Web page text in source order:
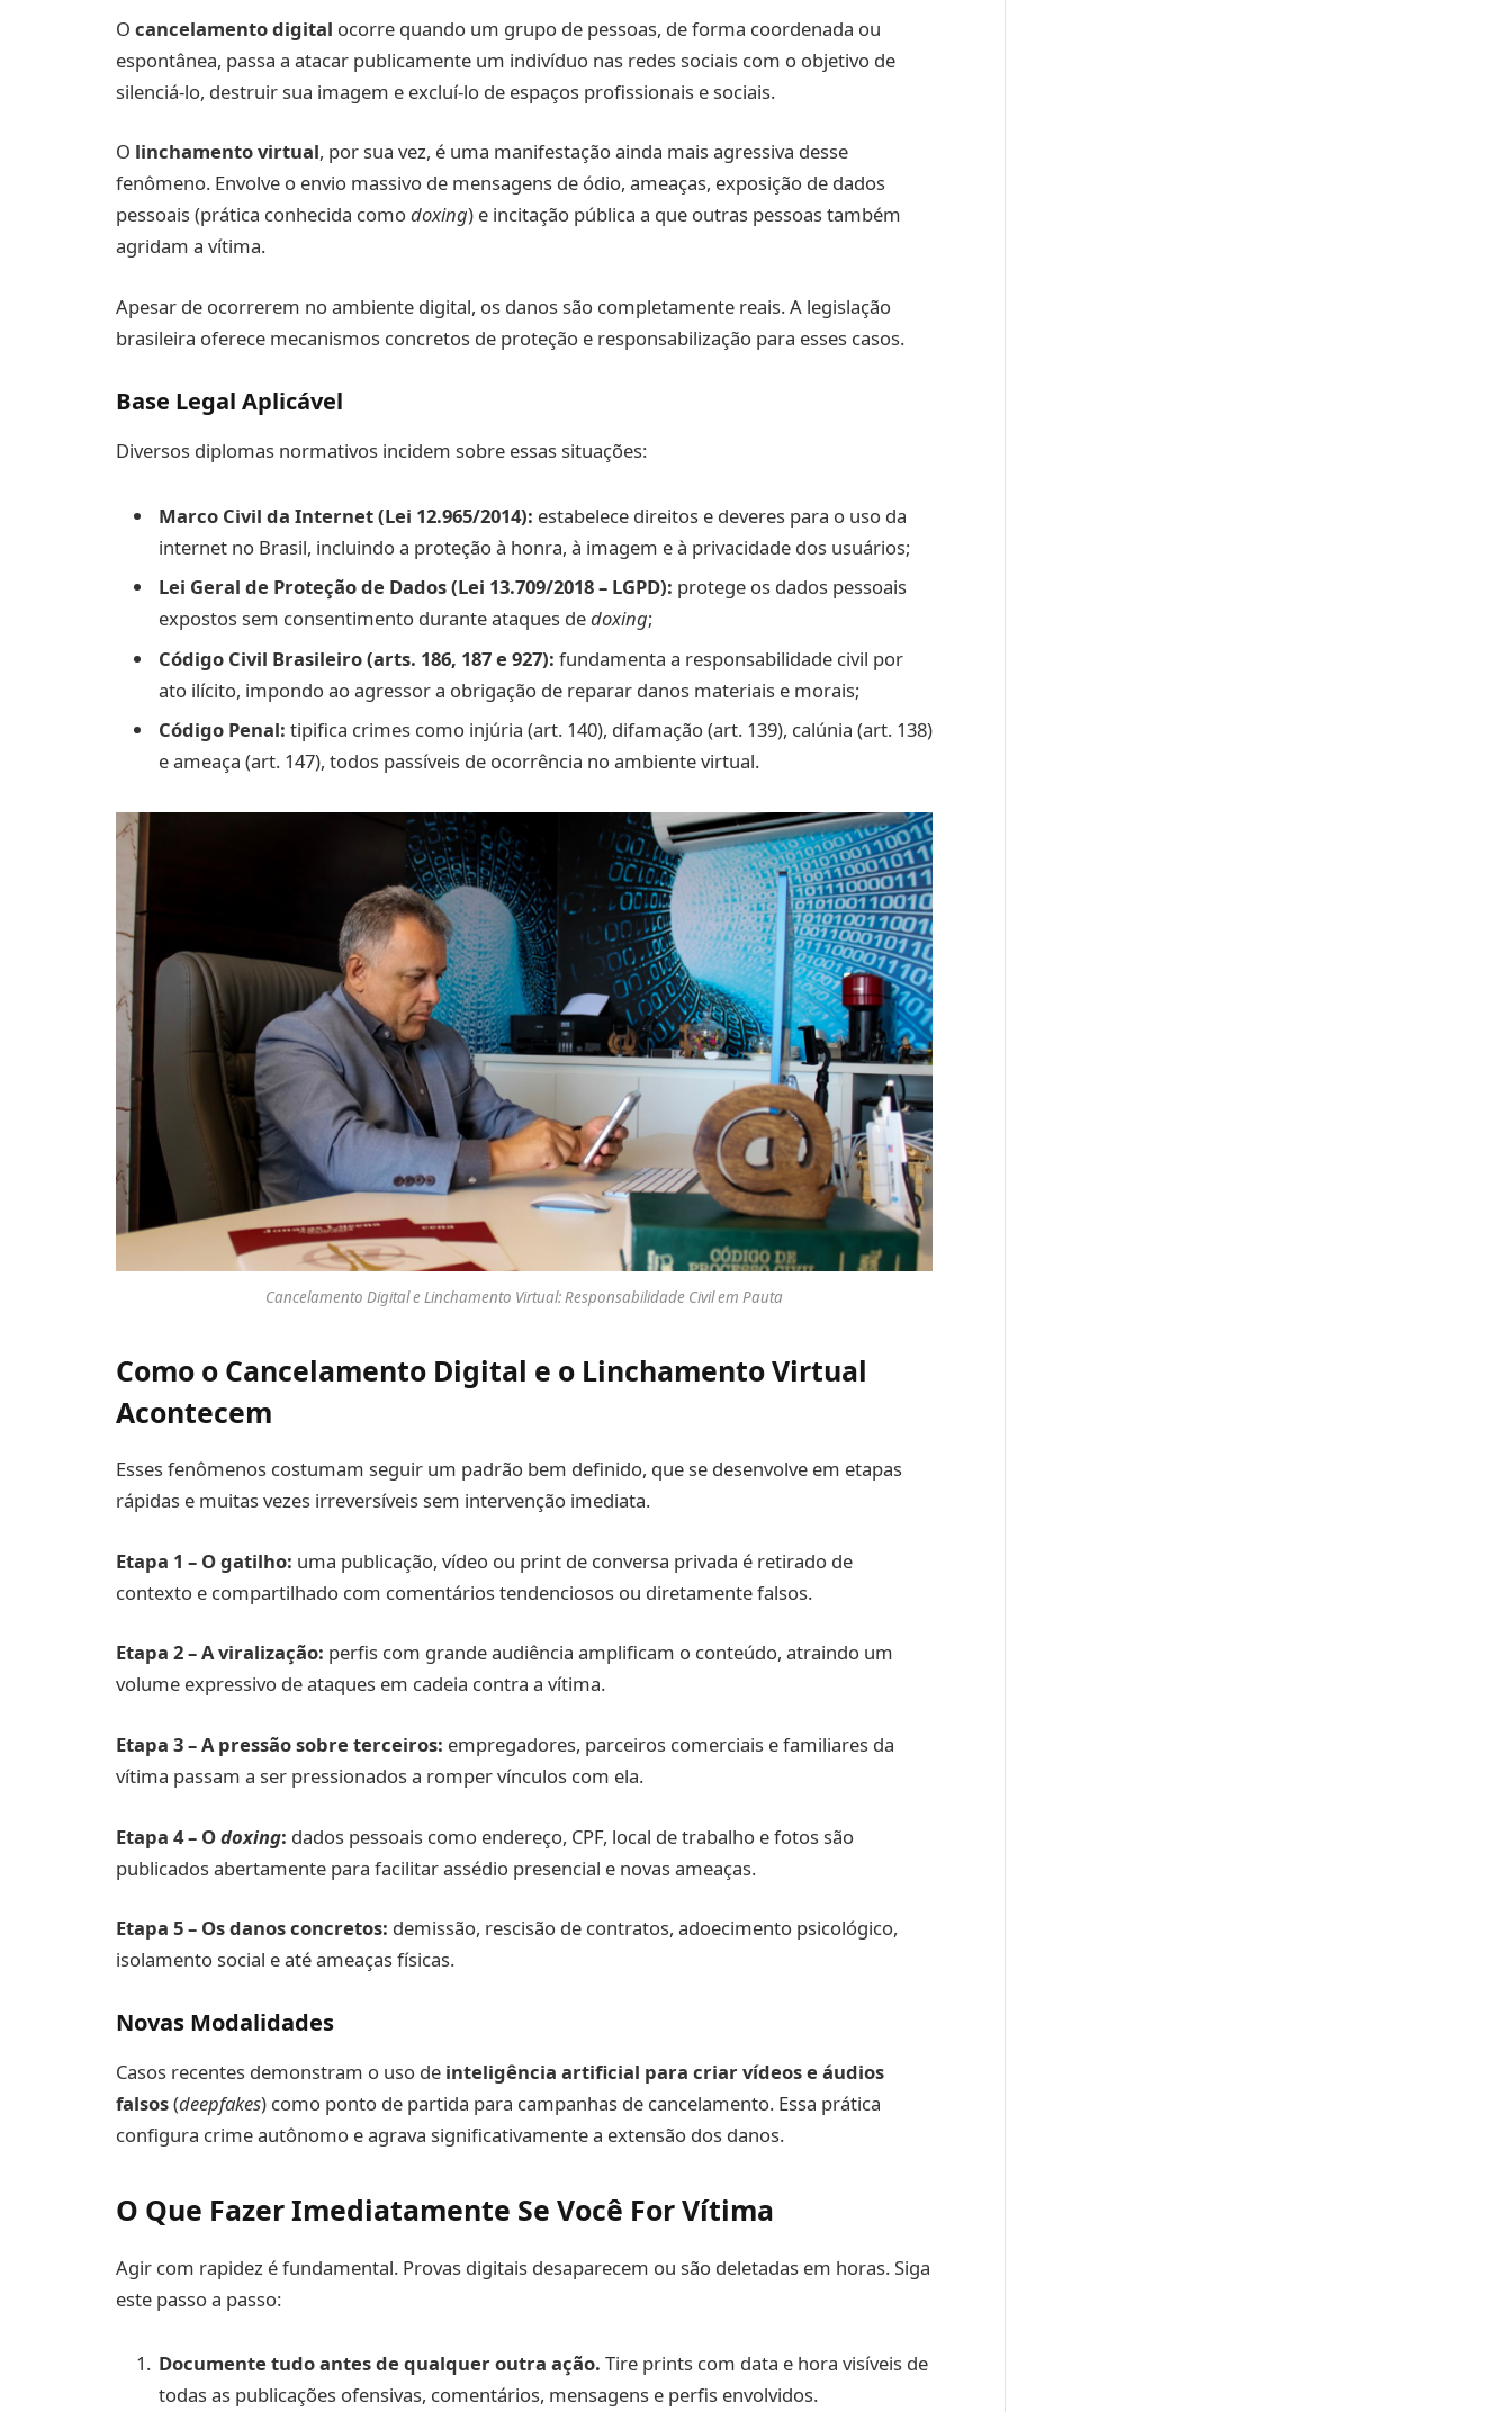
O cancelamento digital ocorre quando um grupo de pessoas, de forma coordenada ou
espontânea, passa a atacar publicamente um indivíduo nas redes sociais com o objetivo de
silenciá-lo, destruir sua imagem e excluí-lo de espaços profissionais e sociais.
O linchamento virtual, por sua vez, é uma manifestação ainda mais agressiva desse
fenômeno. Envolve o envio massivo de mensagens de ódio, ameaças, exposição de dados
pessoais (prática conhecida comodoxing) e incitação pública a que outras pessoas também
agridam a vítima.
Apesar de ocorrerem no ambiente digital, os danos são completamente reais. A legislação
brasileira oferece mecanismos concretos de proteção e responsabilização para esses casos.
Base Legal Aplicável
Diversos diplomas normativos incidem sobre essas situações:
Marco Civil da Internet (Lei 12.965/2014): estabelece direitos e deveres para o uso da
internet no Brasil, incluindo a proteção à honra, à imagem e à privacidade dos usuários;
Lei Geral de Proteção de Dados (Lei 13.709/2018 – LGPD): protege os dados pessoais
expostos sem consentimento durante ataques dedoxing;
Código Civil Brasileiro (arts. 186, 187 e 927): fundamenta a responsabilidade civil por
ato ilícito, impondo ao agressor a obrigação de reparar danos materiais e morais;
Código Penal: tipifica crimes como injúria (art. 140), difamação (art. 139), calúnia (art. 138)
e ameaça (art. 147), todos passíveis de ocorrência no ambiente virtual.
Cancelamento Digital e Linchamento Virtual: Responsabilidade Civil em Pauta
Como o Cancelamento Digital e o Linchamento Virtual
Acontecem
Esses fenômenos costumam seguir um padrão bem definido, que se desenvolve em etapas
rápidas e muitas vezes irreversíveis sem intervenção imediata.
Etapa 1 – O gatilho: uma publicação, vídeo ou print de conversa privada é retirado de
contexto e compartilhado com comentários tendenciosos ou diretamente falsos.
Etapa 2 – A viralização: perfis com grande audiência amplificam o conteúdo, atraindo um
volume expressivo de ataques em cadeia contra a vítima.
Etapa 3 – A pressão sobre terceiros: empregadores, parceiros comerciais e familiares da
vítima passam a ser pressionados a romper vínculos com ela.
Etapa 4 – Odoxing: dados pessoais como endereço, CPF, local de trabalho e fotos são
publicados abertamente para facilitar assédio presencial e novas ameaças.
Etapa 5 – Os danos concretos: demissão, rescisão de contratos, adoecimento psicológico,
isolamento social e até ameaças físicas.
Novas Modalidades
Casos recentes demonstram o uso de inteligência artificial para criar vídeos e áudios
falsos(deepfakes) como ponto de partida para campanhas de cancelamento. Essa prática
configura crime autônomo e agrava significativamente a extensão dos danos.
O Que Fazer Imediatamente Se Você For Vítima
Agir com rapidez é fundamental. Provas digitais desaparecem ou são deletadas em horas. Siga
este passo a passo:
Documente tudo antes de qualquer outra ação. Tire prints com data e hora visíveis de
todas as publicações ofensivas, comentários, mensagens e perfis envolvidos.